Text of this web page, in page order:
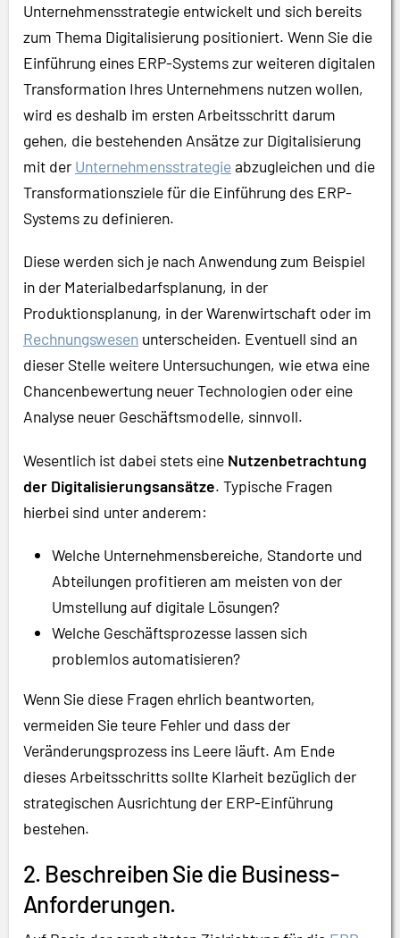
Unternehmensstrategie entwickelt und sich bereits
zum Thema Digitalisierung positioniert. Wenn Sie die
Einführung eines ERP-Systems zur weiteren digitalen
Transformation Ihres Unternehmens nutzen wollen,
wird es deshalb im ersten Arbeitsschritt darum
gehen, die bestehenden Ansätze zur Digitalisierung
mit der Unternehmensstrategieabzugleichen und die
Transformationsziele für die Einführung des ERP-
Systems zu definieren.
Diese werden sich je nach Anwendung zum Beispiel
in der Materialbedarfsplanung, in der
Produktionsplanung, in der Warenwirtschaft oder im
Rechnungswesen unterscheiden. Eventuell sind an
dieser Stelle weitere Untersuchungen, wie etwa eine
Chancenbewertung neuer Technologien oder eine
Analyse neuer Geschäftsmodelle, sinnvoll.
Wesentlich ist dabei stets eine Nutzenbetrachtung
der Digitalisierungsansätze. Typische Fragen
hierbei sind unter anderem:
Welche Unternehmensbereiche, Standorte und
Abteilungen profitieren am meisten von der
Umstellung auf digitale Lösungen?
Welche Geschäftsprozesse lassen sich
problemlos automatisieren?
Wenn Sie diese Fragen ehrlich beantworten,
vermeiden Sie teure Fehler und dass der
Veränderungsprozess ins Leere läuft. Am Ende
dieses Arbeitsschritts sollte Klarheit bezüglich der
strategischen Ausrichtung der ERP-Einführung
bestehen.
2. Beschreiben Sie die Business-
Anforderungen.